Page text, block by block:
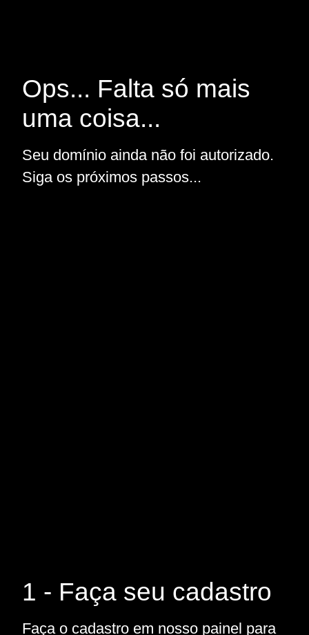
Ops... Falta só mais
uma coisa...
Seu domínio ainda não foi autorizado.
Siga os próximos passos...
1 - Faça seu cadastro
Faça o cadastro em nosso painel para